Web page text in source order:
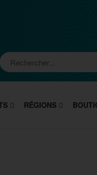
RÉGIONS